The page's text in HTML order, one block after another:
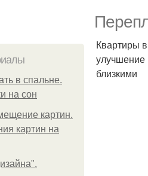
в спальне.
на сон
картин.
картин на
Квартиры
улучшение
близкими